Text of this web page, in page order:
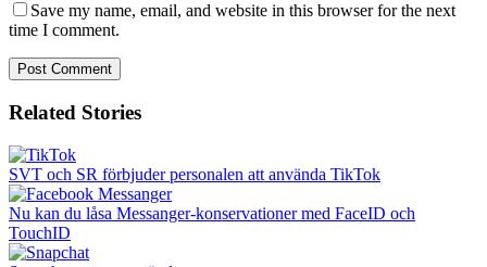
Save my name, email, and website in this browser for the next
time I comment.
Related Stories
SVT och SR förbjuder personalen att använda TikTok
Nu kan du låsa Messanger-konservationer med FaceID och
TouchID